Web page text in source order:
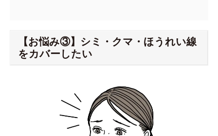
【お悩み③】シミ・クマ・ほうれい線
をカバーしたい